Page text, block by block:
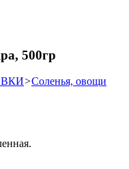
500гр
>Соленья, овощи